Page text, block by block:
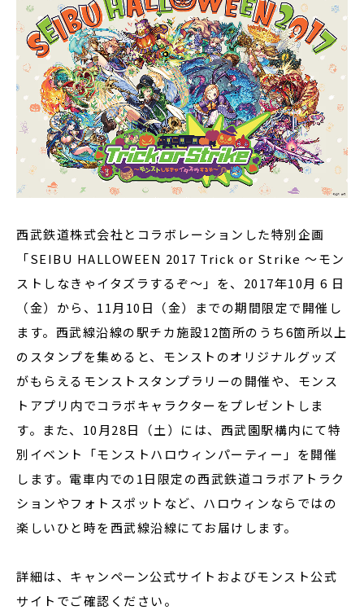
西武鉄道株式会社とコラボレーションした特別企画
「SEIBU HALLOWEEN 2017 Trick or Strike ～モン
ストしなきゃイタズラするぞ～」を、2017年10月 6 日
（金）から、11月10日（金）までの期間限定で開催し
ます。西武線沿線の駅チカ施設12箇所のうち6箇所以上
のスタンプを集めると、モンストのオリジナルグッズ
がもらえるモンストスタンプラリーの開催や、モンス
トアプリ内でコラボキャラクターをプレゼントしま
す。また、10月28日（土）には、西武園駅構内にて特
別イベント「モンストハロウィンパーティー」を開催
します。電車内での1日限定の西武鉄道コラボアトラク
ションやフォトスポットなど、ハロウィンならではの
楽しいひと時を西武線沿線にてお届けします。
詳細は、キャンペーン公式サイトおよびモンスト公式
サイトでご確認ください。